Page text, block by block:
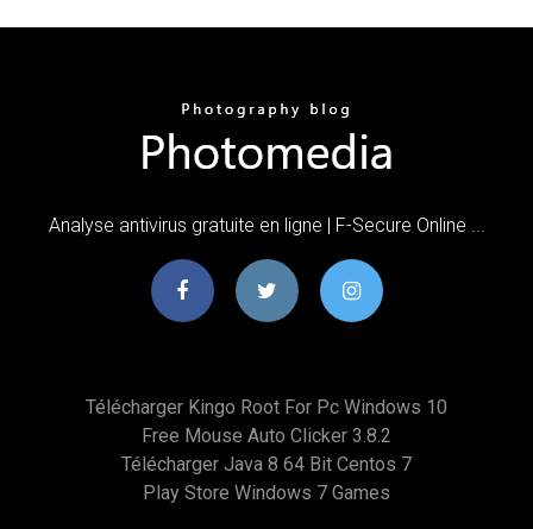
Analyse antivirus gratuite en ligne | F-Secure Online ...
Télécharger Kingo Root For Pc Windows 10
Free Mouse Auto Clicker 3.8.2
Télécharger Java 8 64 Bit Centos 7
Play Store Windows 7 Games